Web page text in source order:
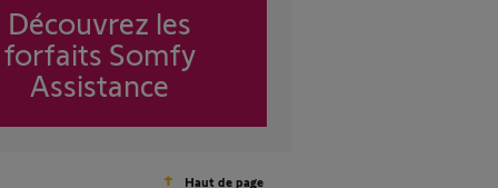
Découvrez les
forfaits Somfy
Assistance
Haut de page